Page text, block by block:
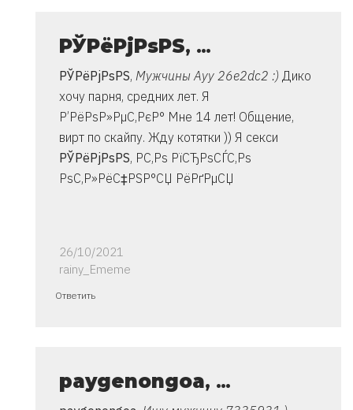
очень
Владимир
РЎРёРјРѕРЅ, …
РЎРёРјРѕРЅ, Мужчины Ауу 26e2dc2 :) Дико
хочу парня, средних лет. Я
Р’РёРѕР»РµС‚РєР° Мне 14 лет! Общение,
вирт по скайпу. Жду котятки )) Я секси
РЎРёРјРѕРЅ, Р­С‚Рѕ РїСЂРѕСЃС‚Рѕ
РѕС‚Р»РёС‡РЅР°СЏ РёРґРµСЏ
26/10/2021
rainy_Ememe
Ответ
очень
от
Ответить
paygenongoa, …